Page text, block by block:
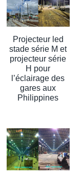
Projecteur led
stade série M et
projecteur série
H pour
l’éclairage des
gares aux
Philippines